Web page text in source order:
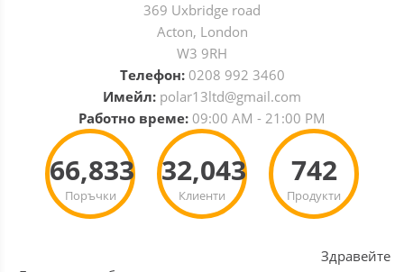
369 Uxbridge road
Acton, London
W3 9RH
Телефон: 0208 992 3460
Имейл: polar13ltd@gmail.com
Работно време: 09:00 AM - 21:00 PM
Поръчки
66,833
Клиенти
32,043
Продукти
742
Здравейте